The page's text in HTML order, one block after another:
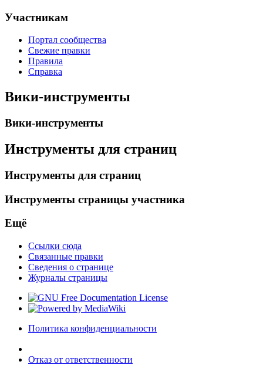
Участникам
Портал сообщества
Свежие правки
Правила
Справка
Вики-инструменты
Вики-инструменты
Инструменты для страниц
Инструменты для страниц
Инструменты страницы участника
Ещё
Ссылки сюда
Связанные правки
Сведения о странице
Журналы страницы
Политика конфиденциальности
Отказ от ответственности